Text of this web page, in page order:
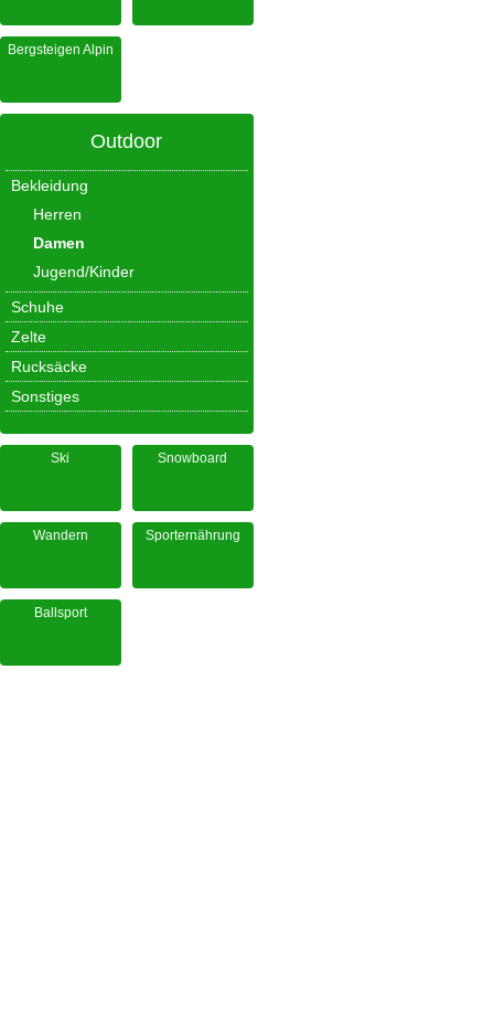
Bergsteigen Alpin
Outdoor
Bekleidung
Herren
Damen
Jugend/Kinder
Schuhe
Zelte
Rucksäcke
Sonstiges
Ski Snowboard
Wandern Sporternährung
Ballsport